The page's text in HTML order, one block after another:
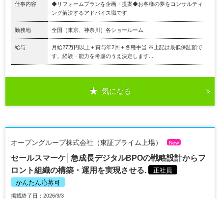
仕事内容
◆リフォームプランを企画・提案◆お客様の夢をコンサルティ
ング解決するアドバイス職です
勤務地 全国（東京、神奈川）各ショールーム
給与
月給27万円以上＋賞与年2回＋各種手当 ※上記は最低保証額で
す。経験・能力を考慮のうえ決定します...
気になる
オープングループ株式会社（東証プライム上場） New
セールスマーケ│急成長デジタルBPOの戦略設計からフ
ロント組織の構築・運用を実現させる.
正社員
かんたん応募可
掲載終了日：2026/9/3